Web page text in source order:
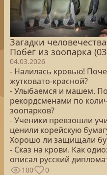
Загадки
Побег из зоопарка
04.03.2026
- Налилась кровью!
жутковато-красной?
- Улыбаемся и машем.
рекордсменами по
зоопарков?
- Ученики превзошли
ценили корейскую
Хорошо ли защищали
- Сказ на крови. Как
описал русский
100 0